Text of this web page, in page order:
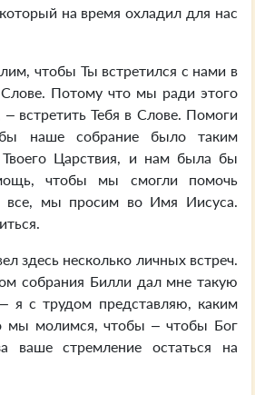
на время охладил для нас
чтобы Ты встретился с нами в
Слове. Потому что мы ради этого
– встретить Тебя в Слове. Помоги
наше собрание было таким
Царствия, и нам была бы
чтобы мы смогли помочь
все, мы просим во Имя Иисуса.
здесь несколько личных встреч.
собрания Билли дал мне такую
я с трудом представляю, каким
мы молимся, чтобы – чтобы Бог
ваше стремление остаться на